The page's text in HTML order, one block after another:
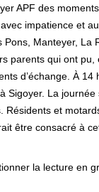
APF des
impatience et
Pons, Manteyer,
parents qui ont
d’échange. À
Sigoyer. La
et
être consacré à
la lecture en